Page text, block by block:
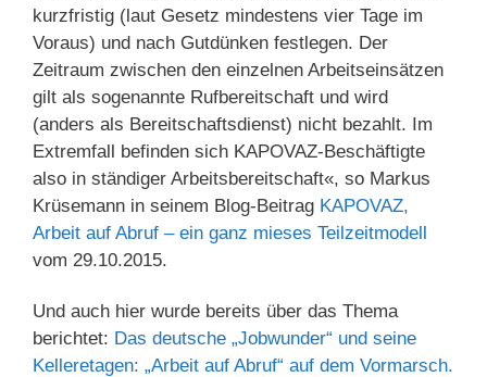
kurzfristig (laut Gesetz mindestens vier Tage im
Voraus) und nach Gutdünken festlegen. Der
Zeitraum zwischen den einzelnen Arbeitseinsätzen
gilt als sogenannte Rufbereitschaft und wird
(anders als Bereitschaftsdienst) nicht bezahlt. Im
Extremfall befinden sich KAPOVAZ-Beschäftigte
also in ständiger Arbeitsbereitschaft«, so Markus
Krüsemann in seinem Blog-Beitrag KAPOVAZ,
Arbeit auf Abruf – ein ganz mieses Teilzeitmodell
vom 29.10.2015.
Und auch hier wurde bereits über das Thema
berichtet: Das deutsche „Jobwunder“ und seine
Kelleretagen: „Arbeit auf Abruf“ auf dem Vormarsch.